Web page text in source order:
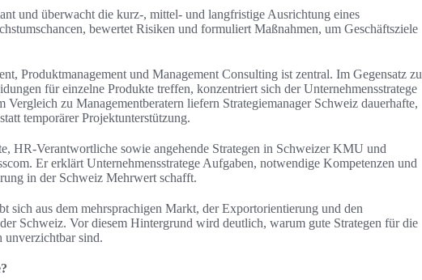
und überwacht die kurz-, mittel- und langfristige Ausrichtung eines
bewertet Risiken und formuliert Maßnahmen, um Geschäftsziele
Produktmanagement und Management Consulting ist zentral. Im Gegensatz zu
für einzelne Produkte treffen, konzentriert sich der Unternehmensstratege
zu Managementberatern liefern Strategiemanager Schweiz dauerhafte,
temporärer Projektunterstützung.
HR-Verantwortliche sowie angehende Strategen in Schweizer KMU und
Er erklärt Unternehmensstratege Aufgaben, notwendige Kompetenzen und
in der Schweiz Mehrwert schafft.
sich aus dem mehrsprachigen Markt, der Exportorientierung und den
Schweiz. Vor diesem Hintergrund wird deutlich, warum gute Strategen für die
unverzichtbar sind.